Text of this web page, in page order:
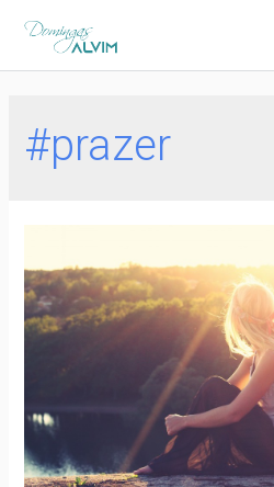
#prazer